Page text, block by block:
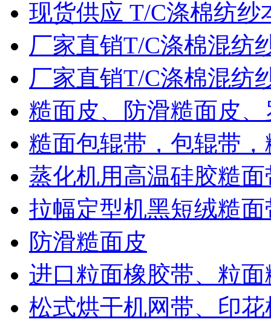
现货供应 T/C涤棉纺纱
厂家直销T/C涤棉混纺
厂家直销T/C涤棉混纺
糙面皮、防滑糙面皮
糙面包辊带，包辊带
蒸化机用高温硅胶糙面
拉幅定型机黑短绒糙面
防滑糙面皮
进口粒面橡胶带、粒
松式烘干机网带、印